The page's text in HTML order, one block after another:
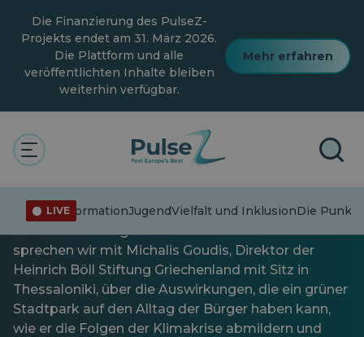
Hauptinhalt
springen
Die Finanzierung des PulseZ-
Projekts endet am 31. März 2026.
Die Plattform und alle
veröffentlichten Inhalte bleiben
weiterhin verfügbar.
Mehr erfahren
LIVE
FehlinformationJugendVielfalt und InklusionDie
Aktuelle Angelegenheiten Allgemein
Ein Gespräch mit der
Heinrich-Böll-Stiftung
In der ersten Folge des Green SKG Podcasts
sprechen wir mit Michalis Goudis, Direktor der
Heinrich Böll Stiftung Griechenland mit Sitz in
Thessaloniki, über die Auswirkungen, die ein grüner
Stadtpark auf den Alltag der Bürger haben kann,
wie er die Folgen der Klimakrise abmildern und